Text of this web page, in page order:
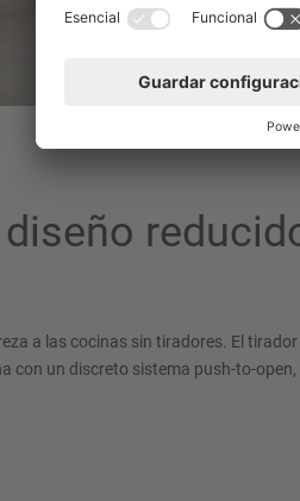
a las cocinas sin tiradores. El
con un discreto sistema push-to-